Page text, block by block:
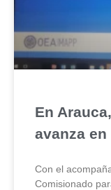
En
avanza
Con el
Comisionado